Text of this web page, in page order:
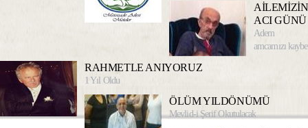
AİLEMİZİN
ACI GÜNÜ
Adem
amcamızı
RAHMETLE ANIYORUZ
1 Yıl Oldu
ÖLÜM YILDÖNÜMÜ
Mevlid-i Şerif Okutulacak